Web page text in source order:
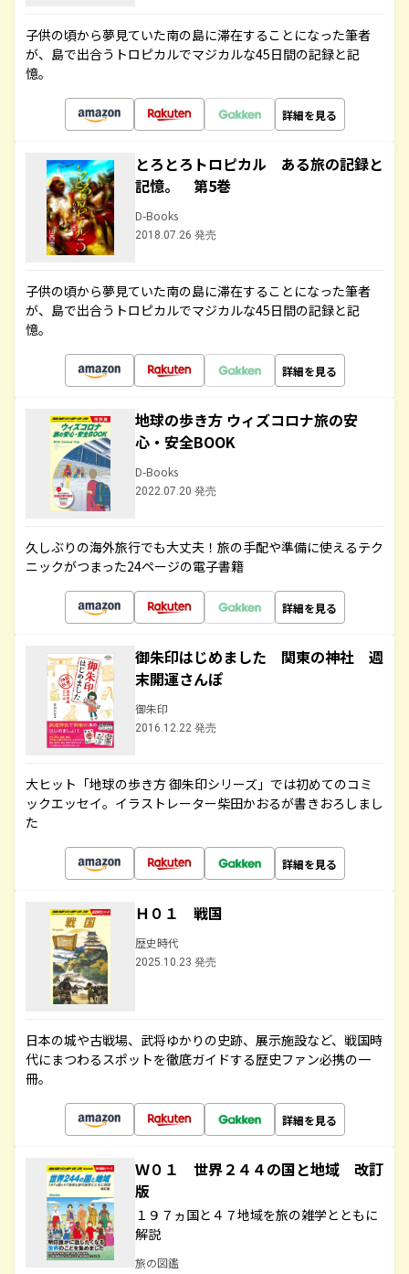
子供の頃から夢見ていた南の島に滞在することになった筆者
が、島で出合うトロピカルでマジカルな45日間の記録と記
憶。
詳細を見る
とろとろトロピカル ある旅の記録と
記憶。 第5巻
D-Books
2018.07.26 発売
子供の頃から夢見ていた南の島に滞在することになった筆者
が、島で出合うトロピカルでマジカルな45日間の記録と記
憶。
詳細を見る
地球の歩き方 ウィズコロナ旅の安
心・安全BOOK
D-Books
2022.07.20 発売
久しぶりの海外旅行でも大丈夫！旅の手配や準備に使えるテク
ニックがつまった24ページの電子書籍
詳細を見る
御朱印はじめました 関東の神社 週
末開運さんぽ
御朱印
2016.12.22 発売
大ヒット「地球の歩き方 御朱印シリーズ」では初めてのコミ
ックエッセイ。イラストレーター柴田かおるが書きおろしまし
た
詳細を見る
Ｈ０１ 戦国
歴史時代
2025.10.23 発売
日本の城や古戦場、武将ゆかりの史跡、展示施設など、戦国時
代にまつわるスポットを徹底ガイドする歴史ファン必携の一
冊。
詳細を見る
Ｗ０１ 世界２４４の国と地域 改訂
版
１９７ヵ国と４７地域を旅の雑学とともに
解説
旅の図鑑